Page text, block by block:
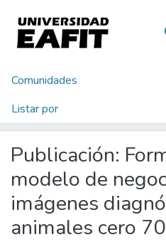
Comunidades
Listar por
Inicio Tesis de Grado
Publicación:
modelo de
imágenes
animales cero